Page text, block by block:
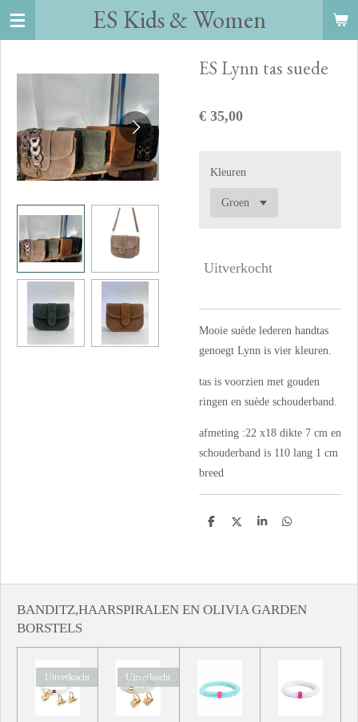
Ga
de
ES Kids&Women
ES Lynn tas suede
€ 35,00
Kleuren
Uitverkocht
Mooie suède lederen handtas
genoegt Lynn is vier kleuren.
tas is voorzien met gouden
ringen en suède schouderband.
afmeting :22 x18 dikte 7 cm en
schouderband is 110 lang 1 cm
breed
D
D
S
D
BANDITZ,HAARSPIRALEN EN OLIVIA GARDEN
BORSTELS
Uitverkocht Uitverkocht